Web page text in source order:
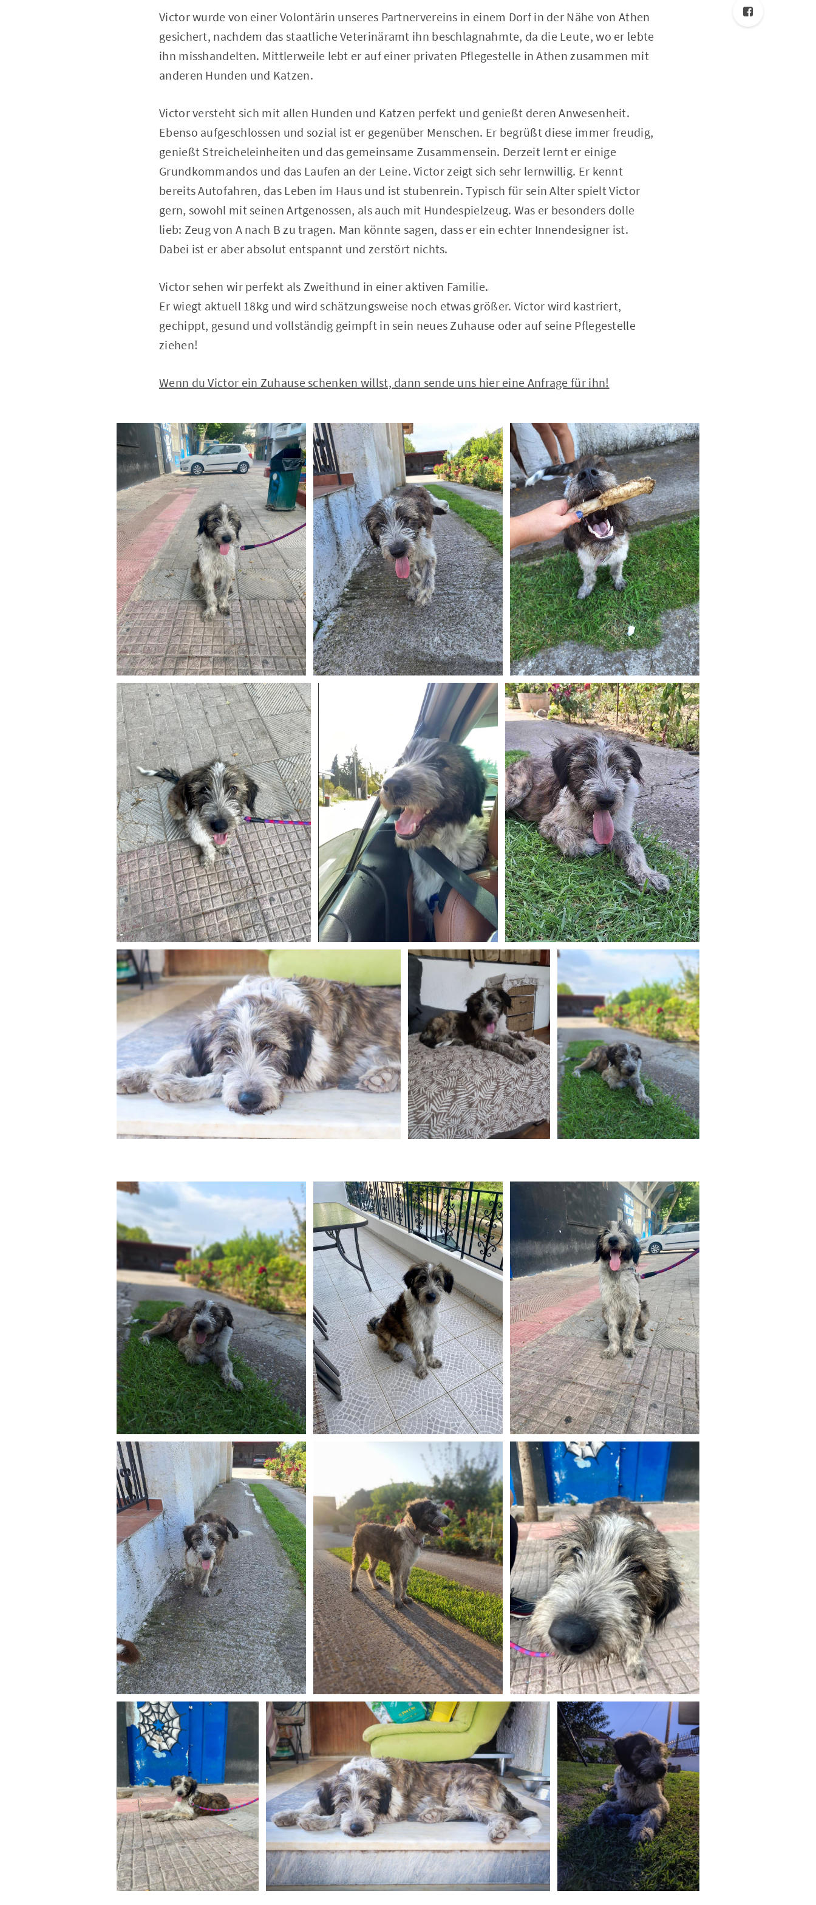
Victor wurde von einer Volontärin unseres Partnervereins in einem Dorf in der Nähe von Athen
gesichert, nachdem das staatliche Veterinäramt ihn beschlagnahmte, da die Leute, wo er lebte
ihn misshandelten. Mittlerweile lebt er auf einer privaten Pflegestelle in Athen zusammen mit
anderen Hunden und Katzen.
Victor versteht sich mit allen Hunden und Katzen perfekt und genießt deren Anwesenheit.
Ebenso aufgeschlossen und sozial ist er gegenüber Menschen. Er begrüßt diese immer freudig,
genießt Streicheleinheiten und das gemeinsame Zusammensein. Derzeit lernt er einige
Grundkommandos und das Laufen an der Leine. Victor zeigt sich sehr lernwillig. Er kennt
bereits Autofahren, das Leben im Haus und ist stubenrein. Typisch für sein Alter spielt Victor
gern, sowohl mit seinen Artgenossen, als auch mit Hundespielzeug. Was er besonders dolle
lieb: Zeug von A nach B zu tragen. Man könnte sagen, dass er ein echter Innendesigner ist.
Dabei ist er aber absolut entspannt und zerstört nichts.
Victor sehen wir perfekt als Zweithund in einer aktiven Familie.
Er wiegt aktuell 18kg und wird schätzungsweise noch etwas größer. Victor wird kastriert,
gechippt, gesund und vollständig geimpft in sein neues Zuhause oder auf seine Pflegestelle
ziehen!
Wenn du Victor ein Zuhause schenken willst, dann sende uns hier eine Anfrage für ihn!